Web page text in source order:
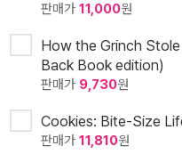
판매가 11,000원
How the Grinch
Back Book edition)
판매가 9,730원
Cookies: Bite-Size
판매가 11,810원